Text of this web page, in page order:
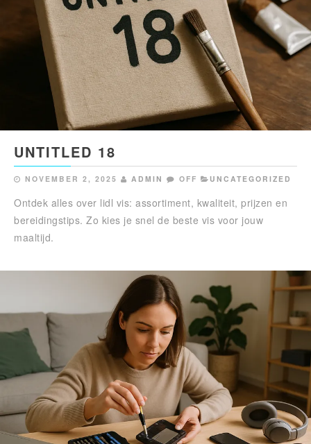
UNTITLED 18
NOVEMBER 2, 2025 ADMIN OFF UNCATEGORIZED
Ontdek alles over lidl vis: assortiment, kwaliteit, prijzen en
bereidingstips. Zo kies je snel de beste vis voor jouw
maaltijd.